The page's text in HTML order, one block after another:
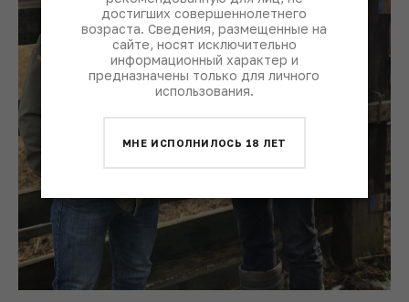
достигших совершеннолетнего
возраста. Сведения, размещенные на
сайте, носят исключительно
информационный характер и
предназначены только для личного
использования.
МНЕ ИСПОЛНИЛОСЬ 18 ЛЕТ